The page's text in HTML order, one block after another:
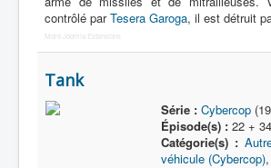
contrôlé parTesera Garoga, il est détruit
More Joomla Extensions
Tank
Série : Cybercop
Épisode(s) :22 + 34
Catégorie(s) :
véhicule (Cybercop),